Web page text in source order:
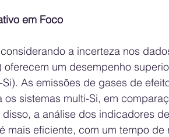
em Foco
a incerteza nos
oferecem um desempenho
As emissões de gases de
os sistemas multi-Si, em
a análise dos indicadores
mais eficiente, com um tempo